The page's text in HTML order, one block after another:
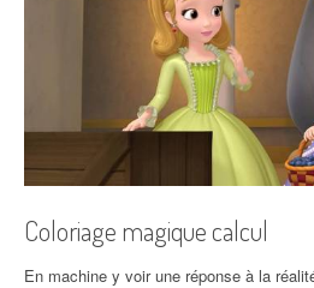
Coloriage magique calcul
En machine y voir une réponse à la